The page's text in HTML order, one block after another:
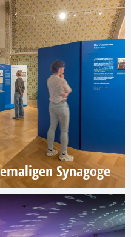
Synagoge